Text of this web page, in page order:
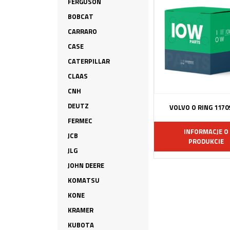
BOBCAT
CARRARO
CASE
CATERPILLAR
CLAAS
CNH
DEUTZ
FERMEC
JCB
JLG
JOHN DEERE
KOMATSU
KONE
KRAMER
KUBOTA
VOLVO O RING
INFORMACJE O
PRODUKCIE